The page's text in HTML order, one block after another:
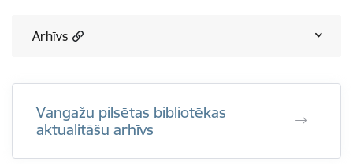
Arhīvs
Vangažu pilsētas bibliotēkas
aktualitāšu arhīvs